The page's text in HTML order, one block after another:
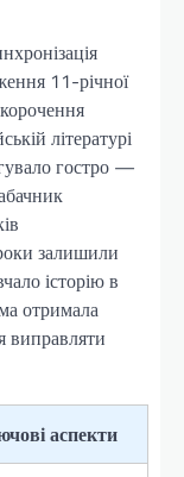
11-річної
літературі
гостро —
залишили
історію в
отримала
виправляти
аспекти